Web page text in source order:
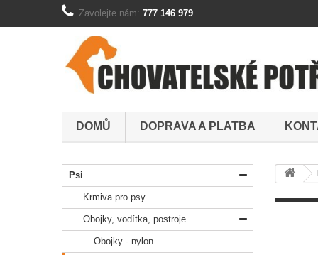
Zavolejte nám: 777 146 979
DOMŮ DOPRAVA A PLATBA
Psi
Krmiva pro psy
Obojky, vodítka, postroje
Obojky - nylon